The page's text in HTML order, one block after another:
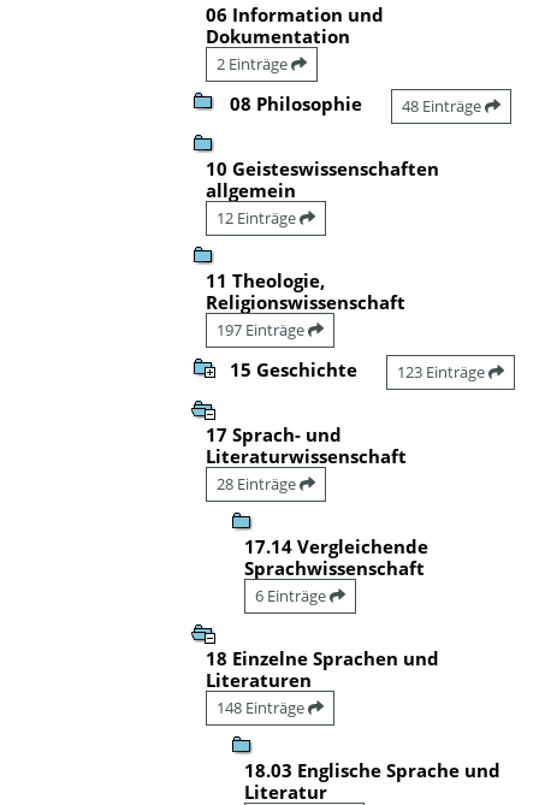
06 Information und
Dokumentation
2 Einträge
08 Philosophie 48 Einträge
10 Geisteswissenschaften
allgemein
12 Einträge
11 Theologie,
Religionswissenschaft
197 Einträge
15 Geschichte 123 Einträge
17 Sprach- und
Literaturwissenschaft
28 Einträge
17.14 Vergleichende
Sprachwissenschaft
6 Einträge
18 Einzelne Sprachen und
Literaturen
148 Einträge
18.03 Englische Sprache und
Literatur